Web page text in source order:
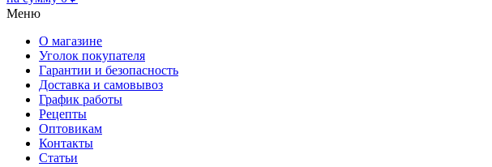
Меню
О магазине
Уголок покупателя
Гарантии и безопасность
Доставка и самовывоз
График работы
Рецепты
Оптовикам
Контакты
Статьи